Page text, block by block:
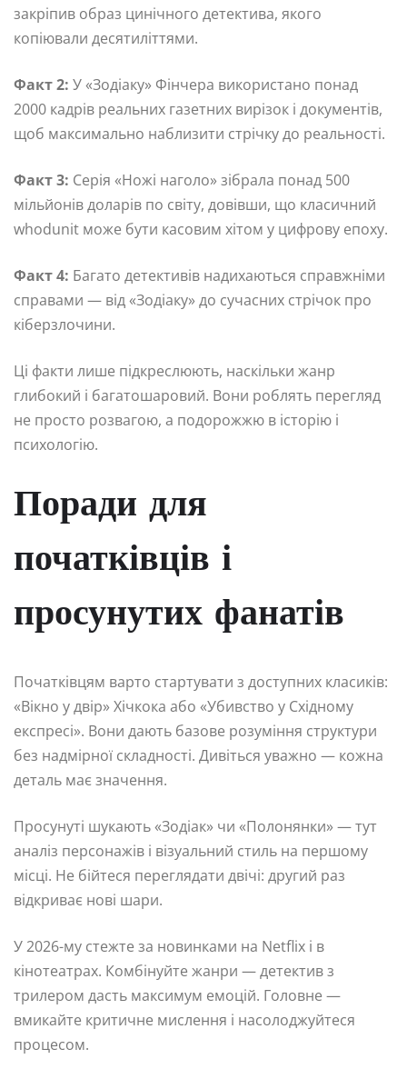
закріпив образ цинічного детектива, якого
копіювали десятиліттями.
Факт 2: У «Зодіаку» Фінчера використано понад
2000 кадрів реальних газетних вирізок і документів,
щоб максимально наблизити стрічку до реальності.
Факт 3: Серія «Ножі наголо» зібрала понад 500
мільйонів доларів по світу, довівши, що класичний
whodunit може бути касовим хітом у цифрову епоху.
Факт 4: Багато детективів надихаються справжніми
справами — від «Зодіаку» до сучасних стрічок про
кіберзлочини.
Ці факти лише підкреслюють, наскільки жанр
глибокий і багатошаровий. Вони роблять перегляд
не просто розвагою, а подорожжю в історію і
психологію.
Поради для
початківців і
просунутих фанатів
Початківцям варто стартувати з доступних класиків:
«Вікно у двір» Хічкока або «Убивство у Східному
експресі». Вони дають базове розуміння структури
без надмірної складності. Дивіться уважно — кожна
деталь має значення.
Просунуті шукають «Зодіак» чи «Полонянки» — тут
аналіз персонажів і візуальний стиль на першому
місці. Не бійтеся переглядати двічі: другий раз
відкриває нові шари.
У 2026-му стежте за новинками на Netflix і в
кінотеатрах. Комбінуйте жанри — детектив з
трилером дасть максимум емоцій. Головне —
вмикайте критичне мислення і насолоджуйтеся
процесом.